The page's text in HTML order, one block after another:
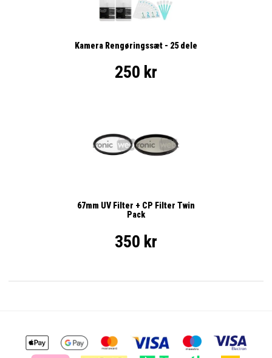
Kamera Rengøringssæt - 25 dele
250 kr
67mm UV Filter + CP Filter Twin
Pack
350 kr